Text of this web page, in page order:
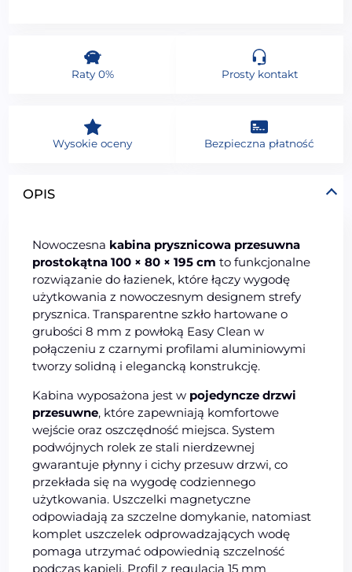
OPIS
Nowoczesna kabina prysznicowa przesuwna
prostokątna 100 × 80 × 195 cm to funkcjonalne
rozwiązanie do łazienek, które łączy wygodę
użytkowania z nowoczesnym designem strefy
prysznica. Transparentne szkło hartowane o
grubości 8 mm z powłoką Easy Clean w
połączeniu z czarnymi profilami aluminiowymi
tworzy solidną i elegancką konstrukcję.
Kabina wyposażona jest w pojedyncze drzwi
przesuwne, które zapewniają komfortowe
wejście oraz oszczędność miejsca. System
podwójnych rolek ze stali nierdzewnej
gwarantuje płynny i cichy przesuw drzwi, co
przekłada się na wygodę codziennego
użytkowania. Uszczelki magnetyczne
odpowiadają za szczelne domykanie, natomiast
komplet uszczelek odprowadzających wodę
pomaga utrzymać odpowiednią szczelność
podczas kąpieli. Profil z regulacją 15 mm
Raty 0% Prosty kontakt
Wysokie oceny Bezpieczna płatność